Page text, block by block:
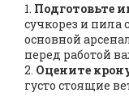
1. Подготовьте
сучкорез и
основной
перед работой
2. Оцените
густо стоящие